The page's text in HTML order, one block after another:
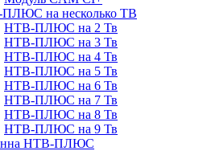
на несколько ТВ
НТВ-ПЛЮС на 2 Тв
НТВ-ПЛЮС на 3 Тв
НТВ-ПЛЮС на 4 Тв
НТВ-ПЛЮС на 5 Тв
НТВ-ПЛЮС на 6 Тв
НТВ-ПЛЮС на 7 Тв
НТВ-ПЛЮС на 8 Тв
НТВ-ПЛЮС на 9 Тв
НТВ-ПЛЮС